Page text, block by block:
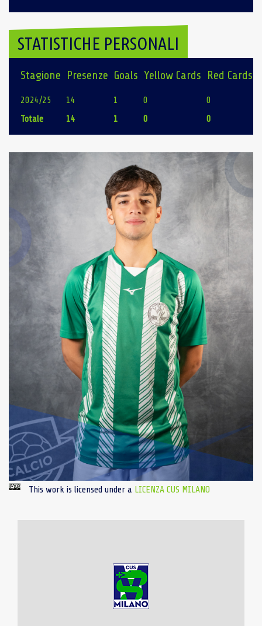
STATISTICHE PERSONALI
Stagione Presenze Goals Yellow Cards Red Cards
2024/25 14 1 0 0
Totale
14 1 0 0
This work is licensed under a LICENZA CUS MILANO